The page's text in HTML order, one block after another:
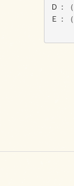
Ｄ：
Ｅ：